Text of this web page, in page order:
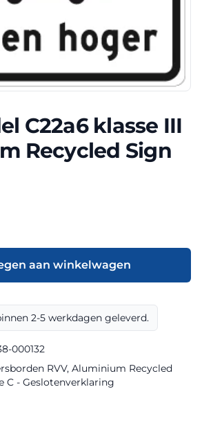
C22a6 klasse III
Recycled Sign
aan winkelwagen
2-5 werkdagen geleverd.
000132
RVV, Aluminium Recycled
C - Geslotenverklaring